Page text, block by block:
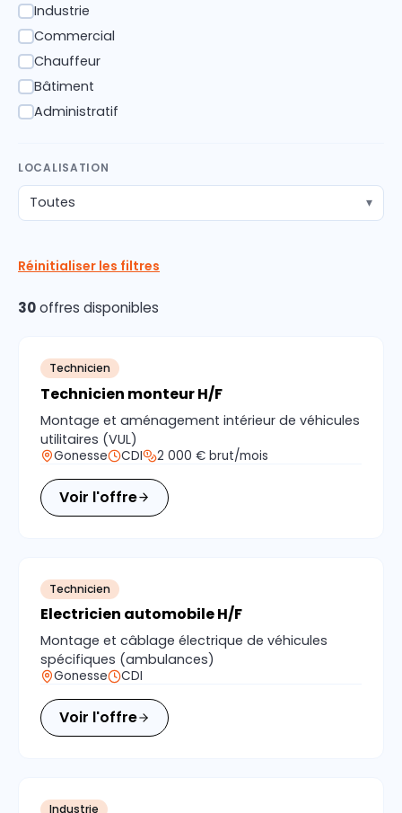
Industrie
Commercial
Chauffeur
Bâtiment
Administratif
LOCALISATION
Toutes ▾
Réinitialiser les filtres
30offres disponibles
Technicien
Technicien monteur H/F
Montage et aménagement intérieur de véhicules
utilitaires (VUL)
Gonesse CDI 2 000 € brut/mois
Voir l'offre
Technicien
Electricien automobile H/F
Montage et câblage électrique de véhicules
spécifiques (ambulances)
Gonesse CDI
Voir l'offre
Industrie